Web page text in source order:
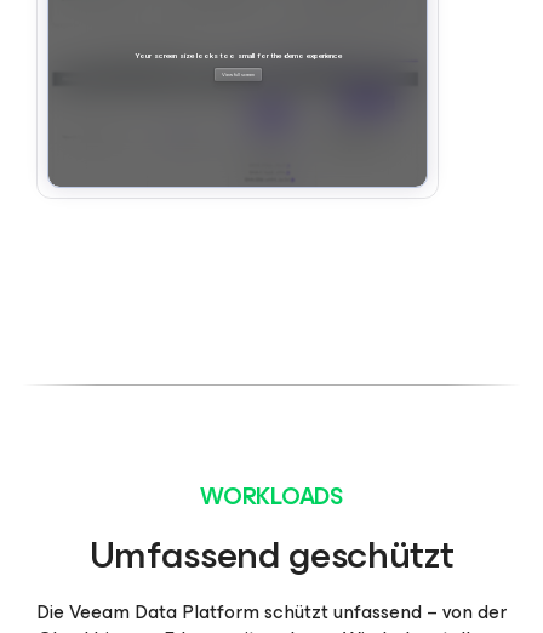
WORKLOADS
Umfassend geschützt
Die Veeam Data Platform schützt unfassend – von der